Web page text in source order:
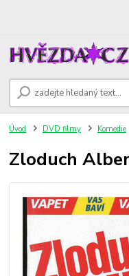
Úvod DVD filmy Komedie
Zloduch